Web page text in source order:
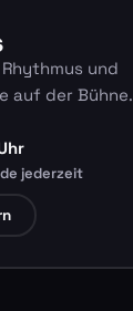
und
auf der Bühne.
jederzeit